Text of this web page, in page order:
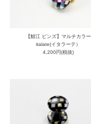
【鯖江 ピンズ】マルチカラー
italate(イタラーテ）
4,200円(税抜)